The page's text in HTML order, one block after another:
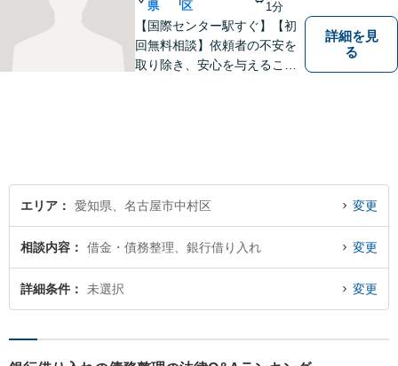
県
区
1分
【国際センター駅すぐ】【初
回無料相談】依頼者の不安を
取り除き、安心を与えること
オ面談可】
詳細を見
る
エリア 愛知県、名古屋市中村区 変更
相談内容 借金・債務整理、銀行借り入れ 変更
詳細条件 未選択 変更